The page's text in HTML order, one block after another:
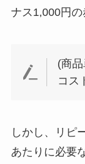
ナス1,000円の
(商
コス
しかし、リピ
あたりに必要